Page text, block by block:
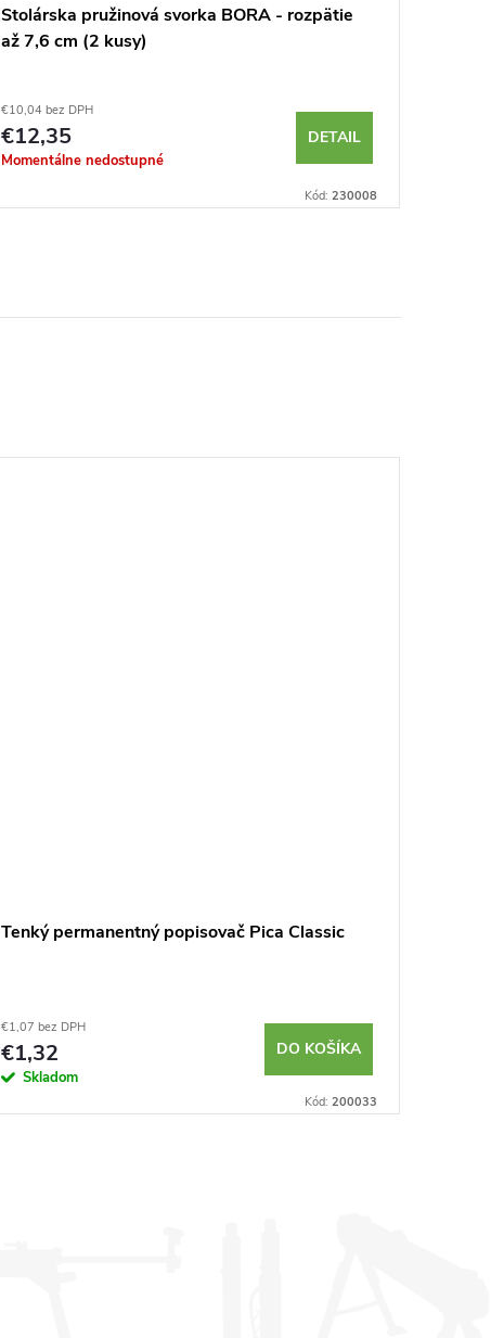
Stolárska pružinová svorka BORA - rozpätie
až 7,6 cm (2 kusy)
€10,04 bez DPH
€12,35
Momentálne nedostupné
DETAIL
Kód: 230008
Tenký permanentný popisovač Pica Classic
€1,07 bez DPH
€1,32
Skladom
DO KOŠÍKA
Kód: 200033